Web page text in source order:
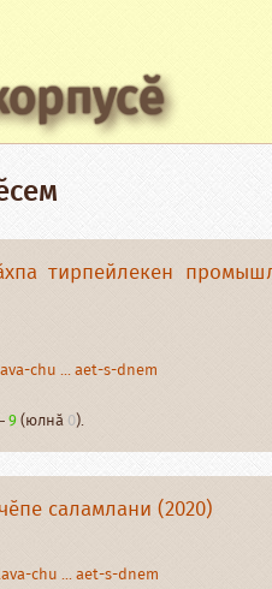
тирпейлекен
chu ... aet-s-dnem
9(юлнӑ0).
саламлани (2020)
chu ... aet-s-dnem